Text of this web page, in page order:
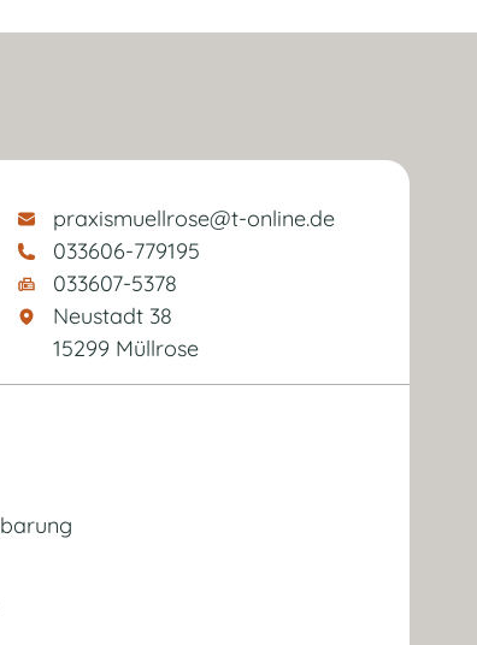
praxismuellrose@t-online.de
033606-779195
033607-5378
Neustadt 38
15299 Müllrose